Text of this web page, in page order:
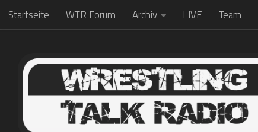
Zum Inhalt springen
Startseite WTR Forum Archiv LIVE Team